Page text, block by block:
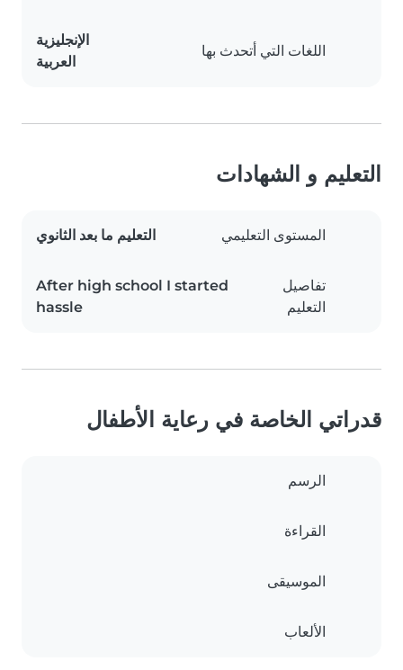
اللغات التي أتحدث بها
الإنجليزية
العربية
التعليم و الشهادات
المستوى التعليمي التعليم ما بعد الثانوي
تفاصيل
التعليم
After high school I started
hassle
قدراتي الخاصة في رعاية الأطفال
الرسم
القراءة
الموسيقى
الألعاب